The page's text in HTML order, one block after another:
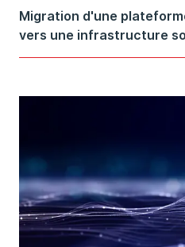
Migration d'une
vers une infrastructure